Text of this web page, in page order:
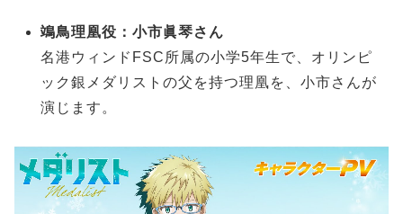
鴗鳥理凰役：小市眞琴さん
名港ウィンドFSC所属の小学5年生で、オリンピ
ック銀メダリストの父を持つ理凰を、小市さんが
演じます。